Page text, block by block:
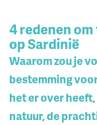
4 redenen
op Sardinië
Waarom zou je
bestemming
het er over
natuur, de